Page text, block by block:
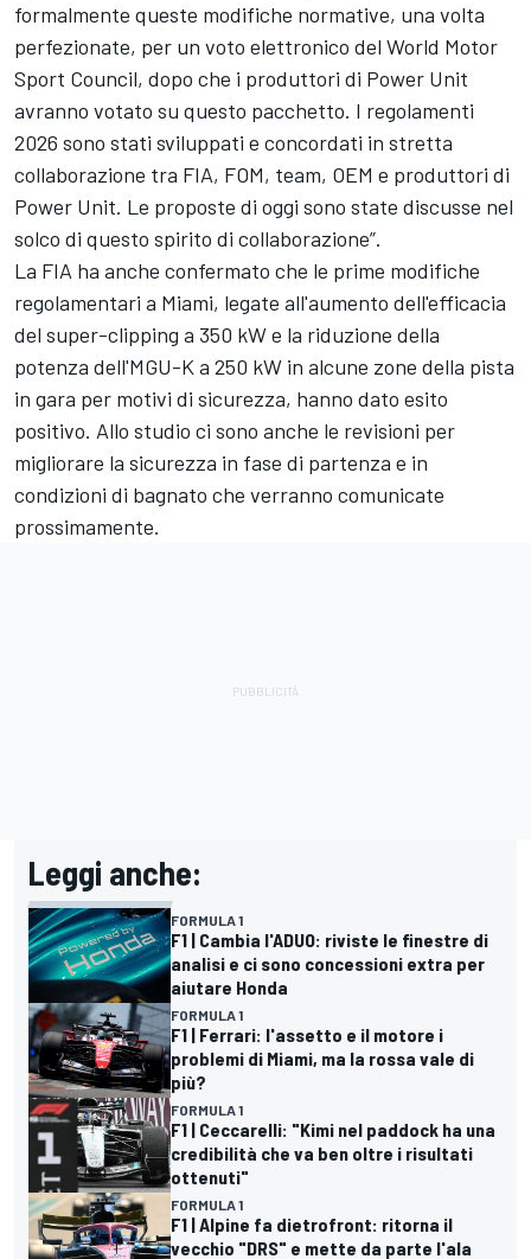
formalmente queste modifiche normative, una volta
perfezionate, per un voto elettronico del World Motor
Sport Council, dopo che i produttori di Power Unit
avranno votato su questo pacchetto. I regolamenti
2026 sono stati sviluppati e concordati in stretta
collaborazione tra FIA, FOM, team, OEM e produttori di
Power Unit. Le proposte di oggi sono state discusse nel
solco di questo spirito di collaborazione”.
La FIA ha anche confermato che le prime modifiche
regolamentari a Miami, legate all'aumento dell'efficacia
del super-clipping a 350 kW e la riduzione della
potenza dell'MGU-K a 250 kW in alcune zone della pista
in gara per motivi di sicurezza, hanno dato esito
positivo. Allo studio ci sono anche le revisioni per
migliorare la sicurezza in fase di partenza e in
condizioni di bagnato che verranno comunicate
prossimamente.
Leggi anche:
FORMULA 1
F1 | Cambia l'ADUO: riviste le finestre di
analisi e ci sono concessioni extra per
aiutare Honda
FORMULA 1
F1 | Ferrari: l'assetto e il motore i
problemi di Miami, ma la rossa vale di
più?
FORMULA 1
F1 | Ceccarelli: "Kimi nel paddock ha una
credibilità che va ben oltre i risultati
ottenuti"
FORMULA 1
F1 | Alpine fa dietrofront: ritorna il
vecchio "DRS" e mette da parte l'ala